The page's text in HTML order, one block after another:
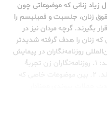
زیاد زنانی که موضوعاتی چون
زنان، جنسیت و فمینیسم را
بگیرند. گرچه مردان نیز در
زنان را هدف گرفته شدیدتر
روزنامه‌نگاران در پیمایش
خود بر دو عامل اساسی تأکید کرده‌اند: ۱. روزنامه‌نگاران زن تجربۀ